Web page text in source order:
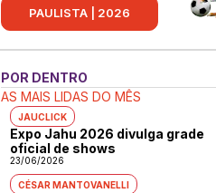
PAULISTA | 2026
POR DENTRO
AS MAIS LIDAS DO MÊS
JAUCLICK
Expo Jahu 2026 divulga grade
oficial de shows
23/06/2026
CÉSAR MANTOVANELLI